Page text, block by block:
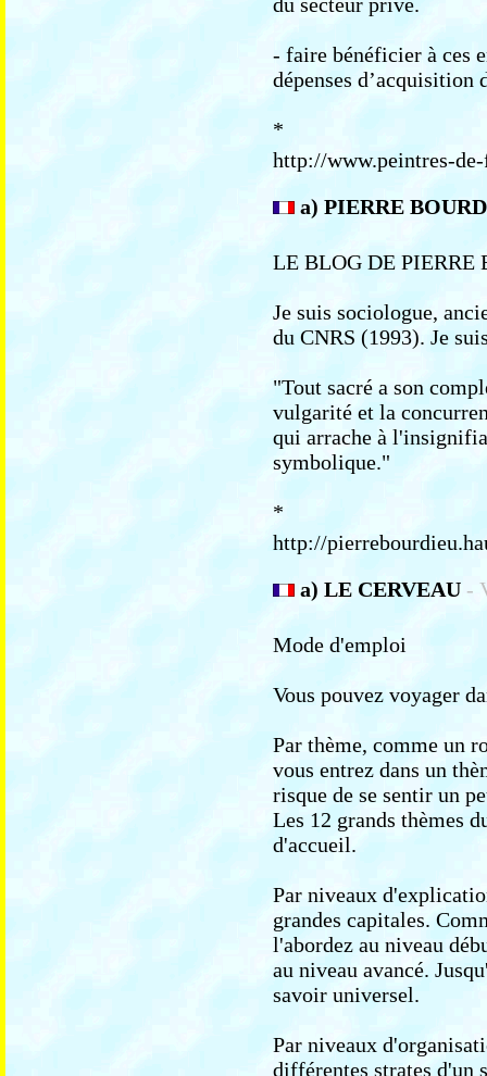
- faire bénéficier à ces
dépenses
*
http://www.peintres-
a) PIERRE
LE BLOG DE PIERRE
Je suis sociologue,
du CNRS (1993). Je
"Tout sacré a son
vulgarité et la
qui arrache à
symbolique."
*
http://
a) LE CERVEAU -
Mode d'emploi
Vous pouvez voyager
Par thème, comme un
vous entrez dans un
risque de se sentir un
Les 12 grands thèmes
d'accueil.
Par niveaux
grandes capitales.
l'abordez au niveau
au niveau avancé.
savoir universel.
Par niveaux
différentes strates d'un